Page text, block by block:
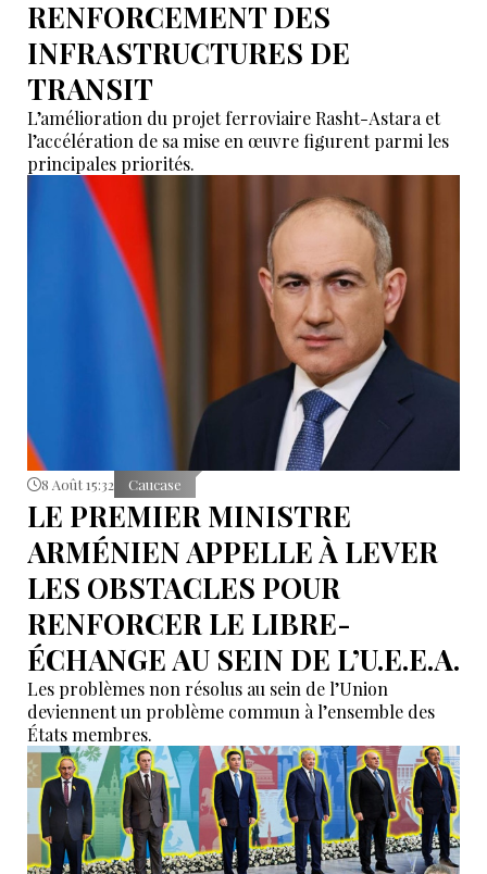
RENFORCEMENT DES
INFRASTRUCTURES DE
TRANSIT
L’amélioration du projet ferroviaire Rasht-Astara et
l’accélération de sa mise en œuvre figurent parmi les
principales priorités.
8 Août 15:32 Caucase
LE PREMIER MINISTRE
ARMÉNIEN APPELLE À LEVER
LES OBSTACLES POUR
RENFORCER LE LIBRE-
ÉCHANGE AU SEIN DE L’U.E.E.A.
Les problèmes non résolus au sein de l’Union
deviennent un problème commun à l’ensemble des
États membres.